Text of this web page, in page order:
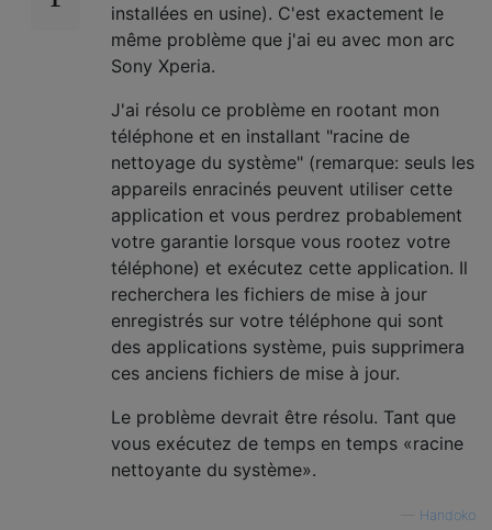
installées en usine). C'est exactement le
même problème que j'ai eu avec mon arc
Sony Xperia.
J'ai résolu ce problème en rootant mon
téléphone et en installant "racine de
nettoyage du système" (remarque: seuls les
appareils enracinés peuvent utiliser cette
application et vous perdrez probablement
votre garantie lorsque vous rootez votre
téléphone) et exécutez cette application. Il
recherchera les fichiers de mise à jour
enregistrés sur votre téléphone qui sont
des applications système, puis supprimera
ces anciens fichiers de mise à jour.
Le problème devrait être résolu. Tant que
vous exécutez de temps en temps «racine
nettoyante du système».
Handoko